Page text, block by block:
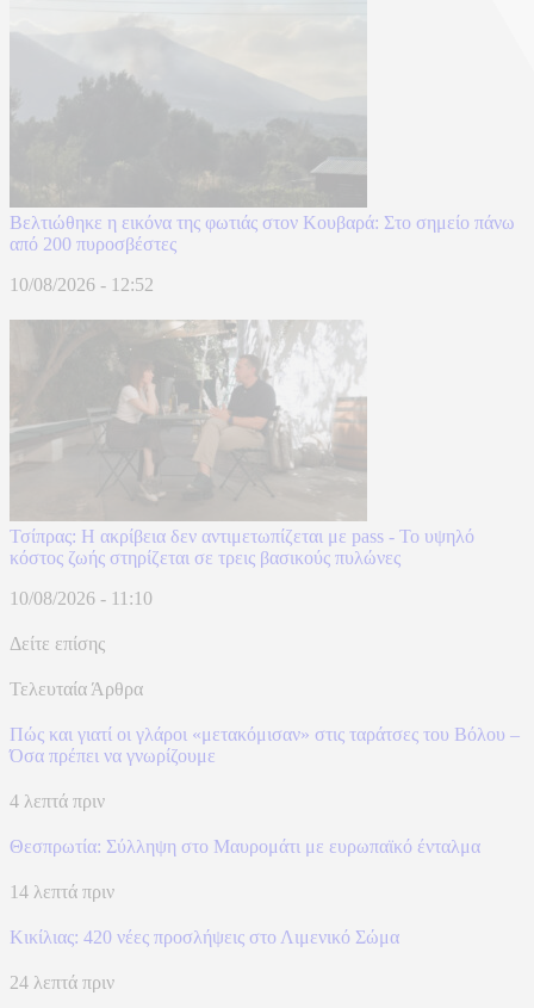
Βελτιώθηκε η εικόνα της φωτιάς στον Κουβαρά: Στο σημείο πάνω
από 200 πυροσβέστες
10/08/2026 - 12:52
Τσίπρας: Η ακρίβεια δεν αντιμετωπίζεται με pass - Το υψηλό
κόστος ζωής στηρίζεται σε τρεις βασικούς πυλώνες
10/08/2026 - 11:10
Δείτε επίσης
Τελευταία Άρθρα
Πώς και γιατί οι γλάροι «μετακόμισαν» στις ταράτσες του Βόλου –
Όσα πρέπει να γνωρίζουμε
4 λεπτά πριν
Θεσπρωτία: Σύλληψη στο Μαυρομάτι με ευρωπαϊκό ένταλμα
14 λεπτά πριν
Κικίλιας: 420 νέες προσλήψεις στο Λιμενικό Σώμα
24 λεπτά πριν